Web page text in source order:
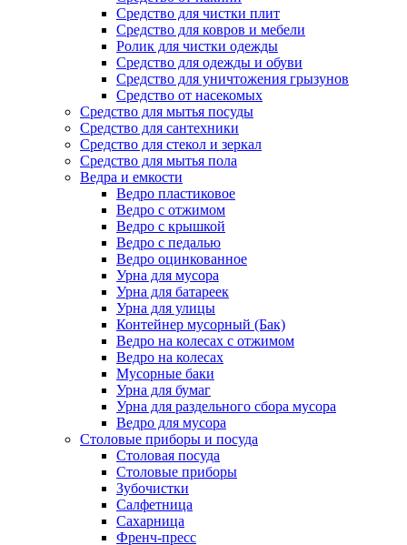
Средство для чистки плит
Средство для ковров и мебели
Ролик для чистки одежды
Средство для одежды и обуви
Средство для уничтожения грызунов
Средство от насекомых
Средство для мытья посуды
Средство для сантехники
Средство для стекол и зеркал
Средство для мытья пола
Ведра и емкости
Ведро пластиковое
Ведро с отжимом
Ведро с крышкой
Ведро с педалью
Ведро оцинкованное
Урна для мусора
Урна для батареек
Урна для улицы
Контейнер мусорный (Бак)
Ведро на колесах с отжимом
Ведро на колесах
Мусорные баки
Урна для бумаг
Урна для раздельного сбора мусора
Ведро для мусора
Столовые приборы и посуда
Столовая посуда
Столовые приборы
Зубочистки
Салфетница
Сахарница
Френч-пресс